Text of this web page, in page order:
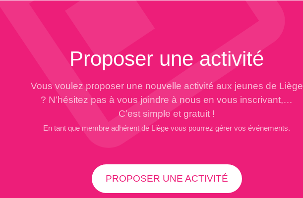
Proposer une activité
Vous voulez proposer une nouvelle activité aux jeunes de Liège
? N’hésitez pas à vous joindre à nous en vous inscrivant,…
C’est simple et gratuit !
En tant que membre adhérent de Liège vous pourrez gérer vos événements.
PROPOSER UNE ACTIVITÉ